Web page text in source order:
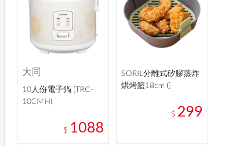
大同
10人份電子鍋 (TRC-
10CMH)
$ 1088
SORIL分離式矽膠蒸炸
烘烤籃18cm ()
$ 299